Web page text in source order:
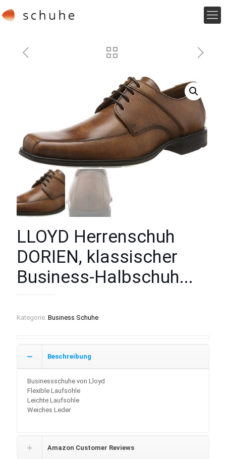
LLOYD Herrenschuh
DORIEN, klassischer
Business-Halbschuh...
Kategorie: Business Schuhe
Beschreibung
Businessschuhe von Lloyd
Flexible Laufsohle
Leichte Laufsohle
Weiches Leder
Amazon Customer Reviews